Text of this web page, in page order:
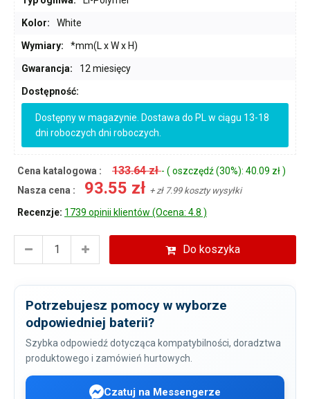
Kolor: White
Wymiary: *mm(L x W x H)
Gwarancja: 12 miesięcy
Dostępność:
Dostępny w magazynie. Dostawa do PL w ciągu 13-18
dni roboczych dni roboczych.
Cena katalogowa : 133.64 zł- ( oszczędź (30%): 40.09 zł )
Nasza cena :
93.55 zł + zł 7.99 koszty wysyłki
Recenzje: 1739 opinii klientów (Ocena: 4.8 )
Do koszyka
Potrzebujesz pomocy w wyborze
odpowiedniej baterii?
Szybka odpowiedź dotycząca kompatybilności, doradztwa
produktowego i zamówień hurtowych.
Czatuj na Messengerze